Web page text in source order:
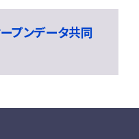
プンデータ共同